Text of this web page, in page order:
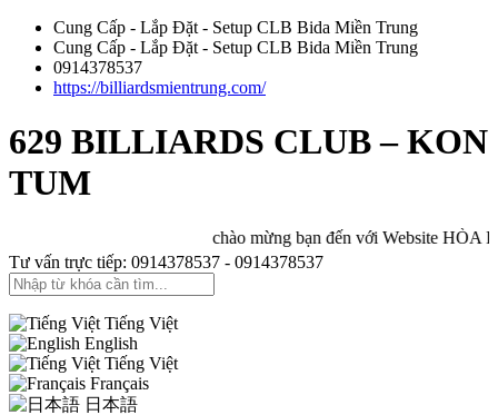
Cung Cấp - Lắp Đặt - Setup CLB Bida Miền Trung
Cung Cấp - Lắp Đặt - Setup CLB Bida Miền Trung
0914378537
https://billiardsmientrung.com/
629 BILLIARDS CLUB – KON
TUM
chào mừng bạn đến với Website HÒA
Tư vấn trực tiếp: 0914378537 - 0914378537
Tiếng Việt
English
Tiếng Việt
Français
日本語